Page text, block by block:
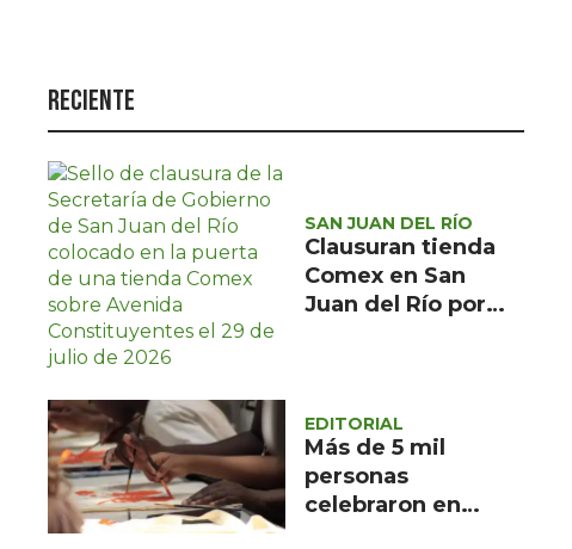
Política
Turismo
Asuntos Sociales
Estilo de vida
Reciente
SAN JUAN DEL RÍO
Clausuran tienda
Comex en San
Juan del Río por
EDITORIAL
Más de 5 mil
personas
celebraron en